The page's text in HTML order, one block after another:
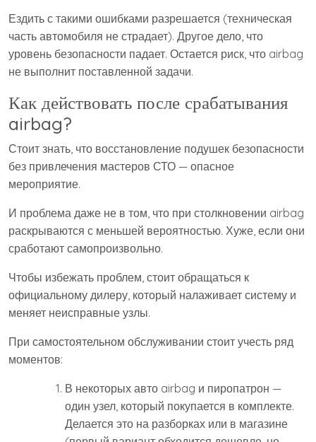
Ездить с такими ошибками разрешается (техническая
часть автомобиля не страдает). Другое дело, что
уровень безопасности падает. Остается риск, что airbag
не выполнит поставленной задачи.
Как действовать после срабатывания
airbag?
Стоит знать, что восстановление подушек безопасности
без привлечения мастеров СТО — опасное
мероприятие.
И проблема даже не в том, что при столкновении airbag
раскрываются с меньшей вероятностью. Хуже, если они
сработают самопроизвольно.
Чтобы избежать проблем, стоит обращаться к
официальному дилеру, который налаживает систему и
меняет неисправные узлы.
При самостоятельном обслуживании стоит учесть ряд
моментов:
В некоторых авто airbag и пиропатрон —
один узел, который покупается в комплекте.
Делается это на разборках или в магазине